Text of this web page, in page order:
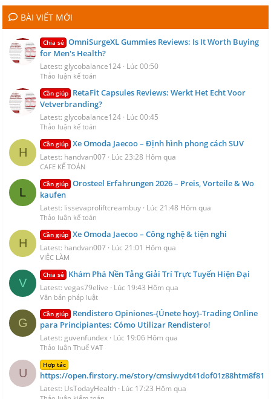
BÀI VIẾT MỚI
Chia sẻ OmniSurgeXL Gummies Reviews: Is It Worth Buying
for Men's Health?
Latest: glycobalance124 Lúc 00:50
Thảo luận kế toán
Cần giúp RetaFit Capsules Reviews: Werkt Het Echt Voor
Vetverbranding?
Latest: glycobalance124 Lúc 00:45
Thảo luận kế toán
H
Cần giúp Xe Omoda Jaecoo – Định hình phong cách SUV
Latest: handvan007 Lúc 23:28 Hôm qua
CAFE KẾ TOÁN
L
Cần giúp Orosteel Erfahrungen 2026 – Preis, Vorteile & Wo
kaufen
Latest: lissevaproliftcreambuy Lúc 21:48 Hôm qua
Thảo luận kế toán
H
Cần giúp Xe Omoda Jaecoo – Công nghệ & tiện nghi
Latest: handvan007 Lúc 21:01 Hôm qua
VIỆC LÀM
V
Chia sẻ Khám Phá Nền Tảng Giải Trí Trực Tuyến Hiện Đại
Latest: vegas79elive Lúc 19:43 Hôm qua
Văn bản pháp luật
G
Cần giúp Rendistero Opiniones-{Únete hoy}-Trading Online
para Principiantes: Cómo Utilizar Rendistero!
Latest: guvenfundex Lúc 19:06 Hôm qua
Thảo luận Thuế VAT
U
Hợp tác
https://open.firstory.me/story/cmsiwydt41dof01z88htm8f81
Latest: UsTodayHealth Lúc 17:23 Hôm qua